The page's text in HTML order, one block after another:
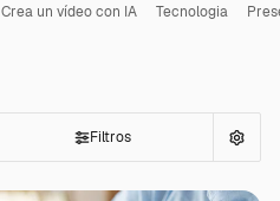
Crea un vídeo con IA Tecnologia
Filtros